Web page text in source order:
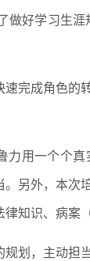
好学习生
完成角色
用一个个
另外，本
知识、病案
划，主动